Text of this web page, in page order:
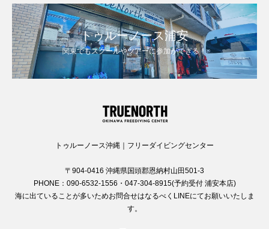
トゥルーノース浦安
関東でもスクールやツアーに参加ができる！
トゥルーノース沖縄｜フリーダイビングセンター
〒904-0416 沖縄県国頭郡恩納村山田501-3
PHONE：090-6532-1556・047-304-8915(予約受付 浦安本店)
海に出ていることが多いためお問合せはなるべくLINEにてお願いいたしま
す。